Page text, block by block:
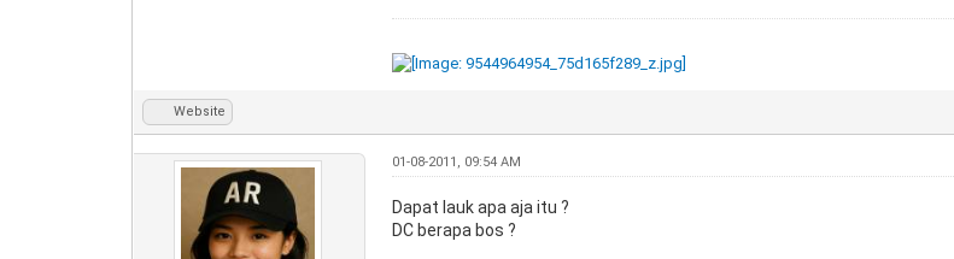
Website
01-08-2011, 09:54 AM
Dapat lauk apa aja itu ?
DC berapa bos ?